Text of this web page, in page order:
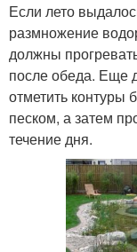
Если лето
размножение
должны
после обеда. Еще
отметить контуры
песком, а затем
течение дня.